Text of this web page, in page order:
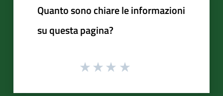
Quanto sono chiare le informazioni
su questa pagina?